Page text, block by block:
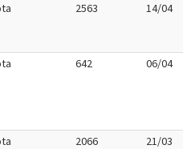
2563 14/04
642 06/04
2066 21/03